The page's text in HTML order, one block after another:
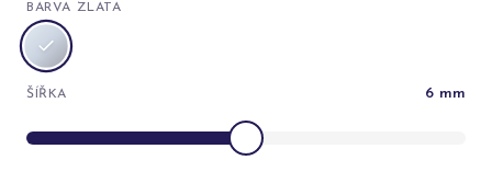
BARVA ZLATA
ŠÍŘKA 6 mm